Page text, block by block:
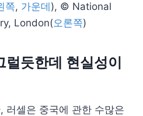
쪽, 가운데), © National
London(오론쪽)
듯한데 현실성이
러셀은 중국에 관한 수많은